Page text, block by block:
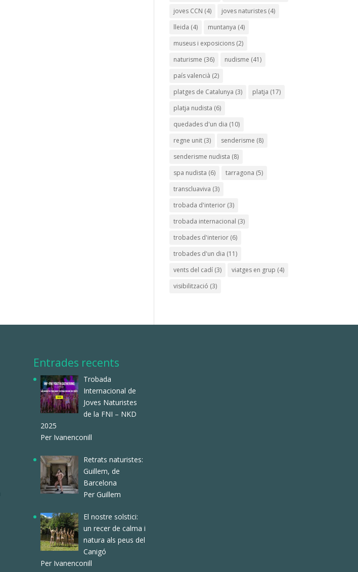
joves CCN (4) joves naturistes(4)
lleida (4) muntanya (4)
museus i exposicions(2)
naturisme (36) nudisme (41)
país valencià (2)
platges de Catalunya (3) platja (17)
platja nudista (6)
quedades d'un dia (10)
regne unit(3) senderisme (8)
senderisme nudista (8)
spa nudista (6) tarragona (5)
transcluaviva (3)
trobada d'interior(3)
trobada internacional (3)
trobades d'interior(6)
trobades d'un dia (11)
vents del cadí(3) viatges en grup (4)
visibilització (3)
Entrades recents
Trobada
Internacional de
Joves Naturistes
de la FNI – NKD
2025
Per Ivanenconill
Retrats naturistes:
Guillem, de
Barcelona
Per Guillem
El nostre solstici:
un recer de calma i
natura als peus del
Canigó
Per Ivanenconill